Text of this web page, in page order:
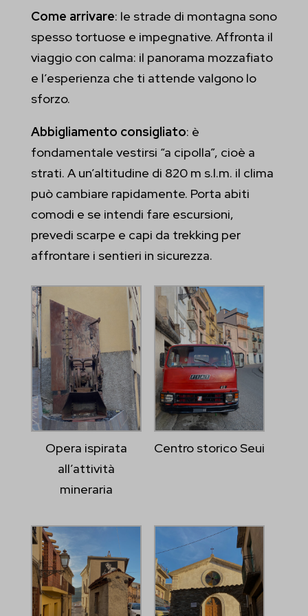
Come arrivare: le strade di montagna sono
spesso tortuose e impegnative. Affronta il
viaggio con calma: il panorama mozzafiato
e l’esperienza che ti attende valgono lo
sforzo.
Abbigliamento consigliato: è
fondamentale vestirsi “a cipolla”, cioè a
strati. A un’altitudine di 820 m s.l.m. il clima
può cambiare rapidamente. Porta abiti
comodi e se intendi fare escursioni,
prevedi scarpe e capi da trekking per
affrontare i sentieri in sicurezza.
Opera ispirata
all’attività
mineraria
Centro storico Seui
_iub_cs-*
et-editor-available-post-*
et-pb-recent-items-colors
PHPSESSID
wordpress_logged_in_*
wp-settings-time-*
mhcookie
I cookie di statistica raccolgono informazioni sull'utilizzo,
consentendoci di ottenere informazioni su come i visitatori
interagiscono con il nostro sito web.
_ga
Altri servizi
Mostra dettagli
et-pb-recent-items-button-decoration-button--icon-placement
et-pb-recent-items-button-decoration-font-font--weight
et-pb-recent-items-button-innerContent--linkTarget
et-pb-recent-items-content-decoration-bodyFont-body-font--
weight
et-pb-recent-items-content-decoration-headingFont-h2-font--
et-pb-recent-items-font
et-pb-recent-items-fullwidth-advanced-enable
et-pb-recent-items-image-advanced-orientation